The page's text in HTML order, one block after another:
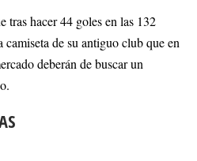
tras hacer 44 goles en las 132
camiseta de su antiguo club que en
deberán de buscar un